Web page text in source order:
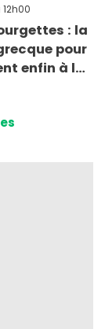
12h00
: la
pour
enfin à la